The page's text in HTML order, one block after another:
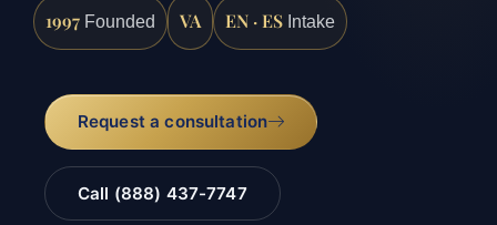
1997 Founded VA EN · ES Intake
Request a consultation
Call (888) 437-7747